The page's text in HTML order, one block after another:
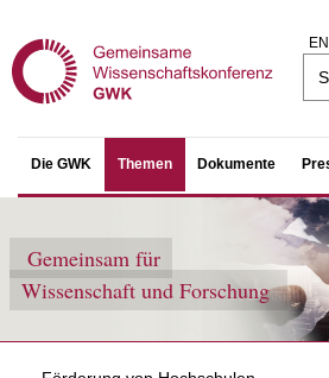
EN
Die GWK Themen Dokumente
Gemeinsam für
Wissenschaft und Forschung